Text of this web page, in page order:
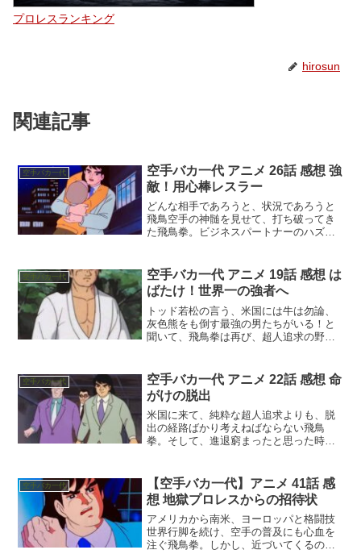
プロレスランキング
hirosun
関連記事
空手バカ一代
空手バカ一代 アニメ 26話 感想 強
敵！用心棒レスラー
どんな相手であろうと、状況であろうと
飛鳥空手の神髄を見せて、打ち破ってき
た飛鳥拳。ビジネスパートナーのハズな
空手バカ一代
空手バカ一代 アニメ 19話 感想 は
ばたけ！世界一の強者へ
トッド若松の言う、米国には牛は勿論、
灰色熊をも倒す最強の男たちがいる！と
聞いて、飛鳥拳は再び、超人追求の野心
聞かせる。そんなとき、村で事件が起こ
る。
空手バカ一代
空手バカ一代 アニメ 22話 感想 命
がけの脱出
米国に来て、純粋な超人追求よりも、脱
出の経路ばかり考えねばならない飛鳥
拳。そして、進退窮まったと思った時、
空手バカ一代
【空手バカ一代】アニメ 41話 感
想 地獄プロレスからの招待状
アメリカから南米、ヨーロッパと格闘技
世界行脚を続け、空手の普及にも心血を
注ぐ飛鳥拳。しかし、近づいてくるのは